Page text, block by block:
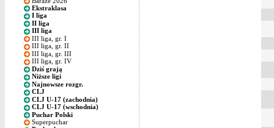
Ekstraklasa
I liga
II liga
III liga
III liga, gr. I
III liga, gr. II
III liga, gr. III
III liga, gr. IV
Dziś grają
Niższe ligi
Najnowsze rozgr.
CLJ
CLJ U-17 (zachodnia)
CLJ U-17 (wschodnia)
Puchar Polski
Superpuchar